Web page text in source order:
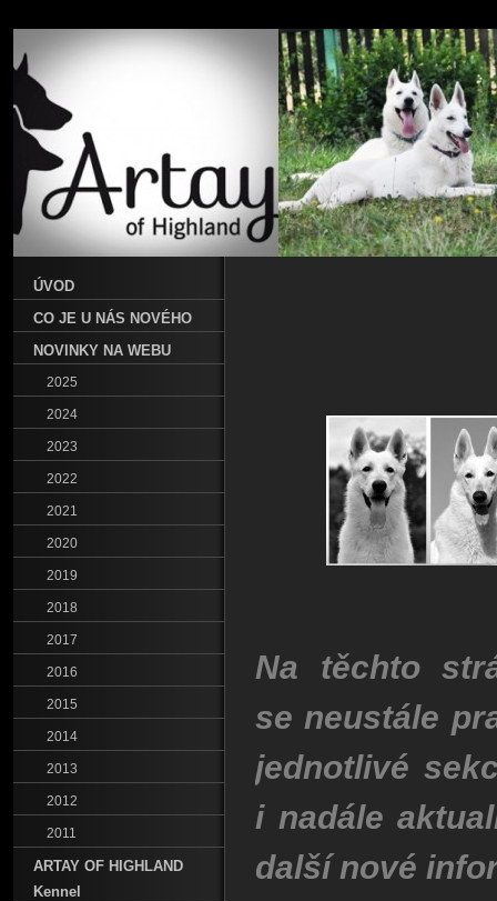
Na těchto
se neustále
jednotlivé
i nadále
další nové
ÚVOD
CO JE U NÁS NOVÉHO
NOVINKY NA WEBU
2025
2024
2023
2022
2021
2020
2019
2018
2017
2016
2015
2014
2013
2012
2011
ARTAY OF HIGHLAND
Kennel